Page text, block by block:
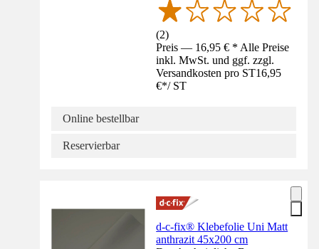
(2)
Preis — 16,95 € * Alle Preise
inkl. MwSt. und ggf. zzgl.
Versandkosten pro ST16,95
€*/ ST
Online bestellbar
Reservierbar
d-c-fix® Klebefolie Uni Matt
anthrazit 45x200 cm